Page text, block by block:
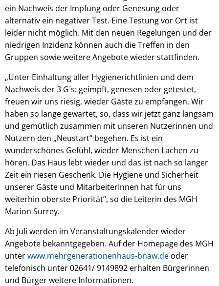
ein Nachweis der Impfung oder Genesung oder
alternativ ein negativer Test. Eine Testung vor Ort ist
leider nicht möglich. Mit den neuen Regelungen und der
niedrigen Inzidenz können auch die Treffen in den
Gruppen sowie weitere Angebote wieder stattfinden.
„Unter Einhaltung aller Hygienerichtlinien und dem
Nachweis der 3 G´s: geimpft, genesen oder getestet,
freuen wir uns riesig, wieder Gäste zu empfangen. Wir
haben so lange gewartet, so, dass wir jetzt ganz langsam
und gemütlich zusammen mit unseren Nutzerinnen und
Nutzern den „Neustart“ begehen. Es ist ein
wunderschönes Gefühl, wieder Menschen Lachen zu
hören. Das Haus lebt wieder und das ist nach so langer
Zeit ein riesen Geschenk. Die Hygiene und Sicherheit
unserer Gäste und MitarbeiterInnen hat für uns
weiterhin oberste Priorität“, so die Leiterin des MGH
Marion Surrey.
Ab Juli werden im Veranstaltungskalender wieder
Angebote bekanntgegeben. Auf der Homepage des MGH
unterwww.mehrgenerationenhaus-bnaw.de oder
telefonisch unter 02641/ 9149892 erhalten Bürgerinnen
und Bürger weitere Informationen.